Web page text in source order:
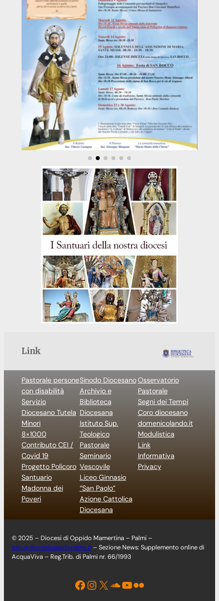
Link
Pastorale persone
con disabilità
Servizio
Diocesano Tutela
Minori
8×1000
Contributo CEI /
Covid 19
Progetto Policoro
Santuario
Madonna dei
Poveri
Sinodo Diocesano
Archivio e
Biblioteca
Diocesana
Istituto Sup.
Teologico
Pastorale
Seminario
Vescovile
Liceo Ginnasio
“San Paolo”
Azione Cattolica
Diocesana
Osservatorio
Pastorale
Segni dei Tempi
Coro diocesano
domenicolando.it
Modulistica
Link
Informativa
Privacy
© 2025 – Diocesi di Oppido Mamertina – Palmi –
info@diocesioppidopalmi.it – Sezione News: Supplemento online di
AcquaViva – Reg.Trib. di Palmi nr. 66/1993
Facebook Instagram X Soundcloud YouTube Flickr